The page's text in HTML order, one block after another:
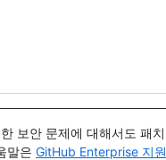
보안 문제에 대해서도 패
말은 GitHub Enterprise 지